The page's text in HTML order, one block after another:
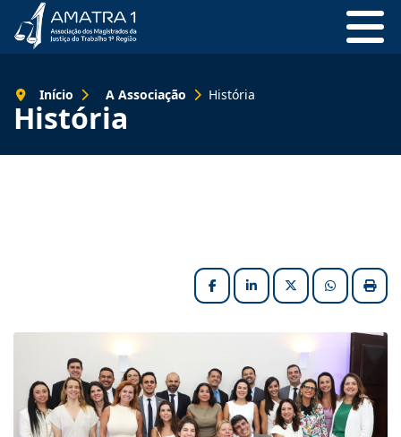
História
Início A Associação História
FacebookLinkedInX (formerly